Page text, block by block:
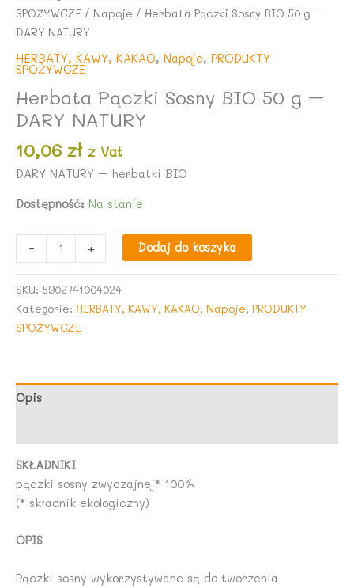
SPOŻYWCZE / Napoje / Herbata Pączki Sosny BIO 50 g –
DARY NATURY
HERBATY, KAWY, KAKAO, Napoje, PRODUKTY
SPOŻYWCZE
Herbata Pączki Sosny BIO 50 g –
DARY NATURY
10,06 zł z Vat
DARY NATURY – herbatki BIO
Dostępność: Na stanie
-
Herbata
DARY
+ Dodaj do koszyka
SKU: 5902741004024
Kategorie: HERBATY, KAWY, KAKAO, Napoje, PRODUKTY
SPOŻYWCZE
Opis
SKŁADNIKI
pączki sosny zwyczajnej* 100%
(* składnik ekologiczny)
OPIS
Pączki sosny wykorzystywane są do tworzenia